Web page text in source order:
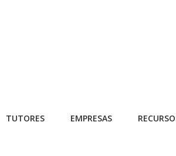
TUTORES EMPRESAS